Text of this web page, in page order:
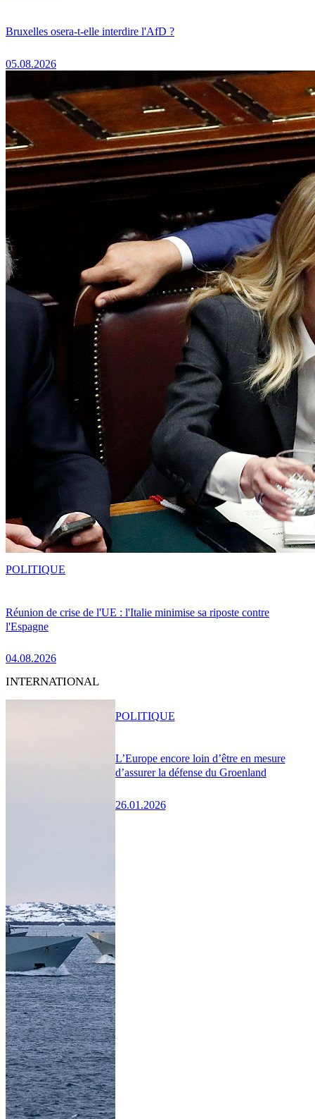
Bruxelles osera-t-elle interdire l'AfD ?
05.08.2026
Réunion de crise de l'UE : l'Italie minimise sa riposte contre
l'Espagne
04.08.2026
POLITIQUE
INTERNATIONAL
L’Europe encore loin d’être en mesure
d’assurer la défense du Groenland
26.01.2026
POLITIQUE